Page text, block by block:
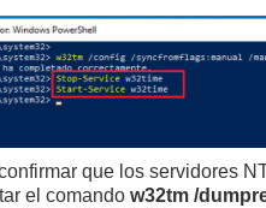
que los servidores
el comando w32tm /